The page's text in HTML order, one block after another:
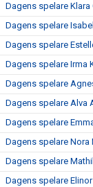
Dagens spelare
Dagens spelare
Dagens spelare
Dagens spelare Irma
Dagens spelare
Dagens spelare Alva
Dagens spelare
Dagens spelare Nora
Dagens spelare
Dagens spelare